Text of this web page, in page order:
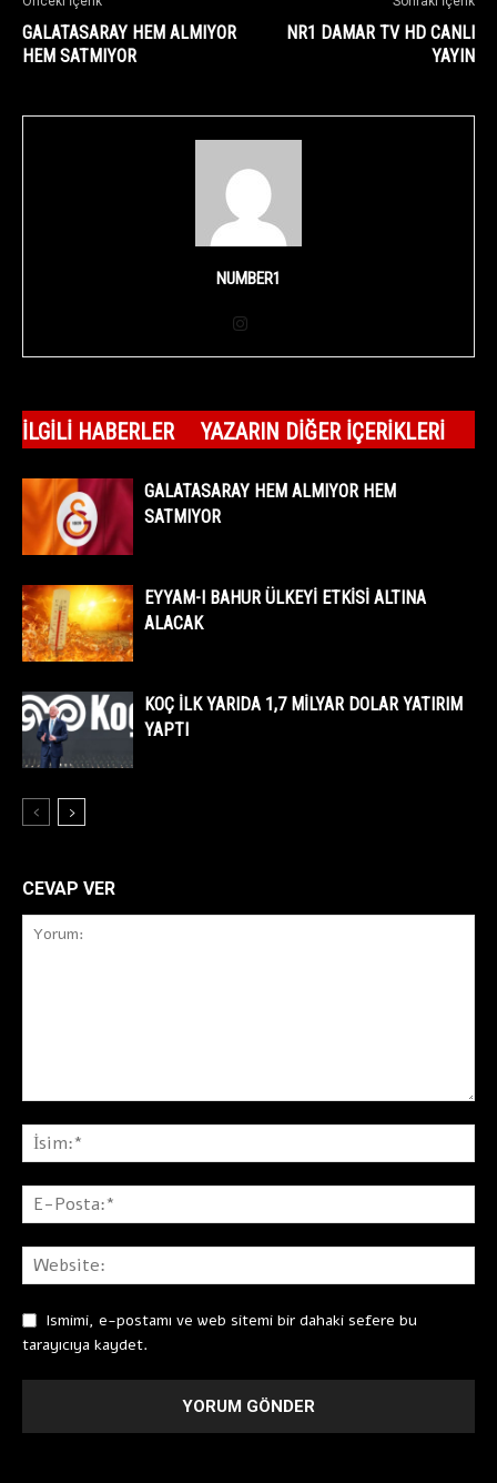
GALATASARAY HEM ALMIYOR
HEM SATMIYOR
NR1 DAMAR TV HD CANLI
YAYIN
NUMBER1
İLGILI HABERLER YAZARIN DIĞER İÇERIKLERI
GALATASARAY HEM ALMIYOR HEM
SATMIYOR
EYYAM-I BAHUR ÜLKEYİ ETKİSİ ALTINA
ALACAK
KOÇ İLK YARIDA 1,7 MİLYAR DOLAR YATIRIM
YAPTI
CEVAP VER
Ismimi, e-postamı ve web sitemi bir dahaki sefere bu
tarayıcıya kaydet.